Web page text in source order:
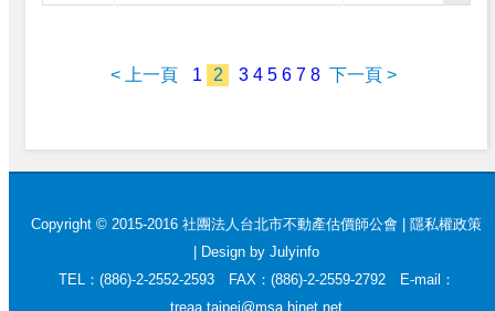
< 上一頁 1 2 3 4 5 6 7 8 下一頁 >
Copyright © 2015-2016 社團法人台北市不動產估價師公會 | 隱私權政策
Design by Julyinfo
TEL：(886)-2-2552-2593 FAX：(886)-2-2559-2792 E-mail：
treaa.taipei@msa.hinet.net